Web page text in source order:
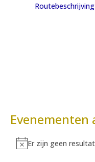
Bericht
Er zijn geen